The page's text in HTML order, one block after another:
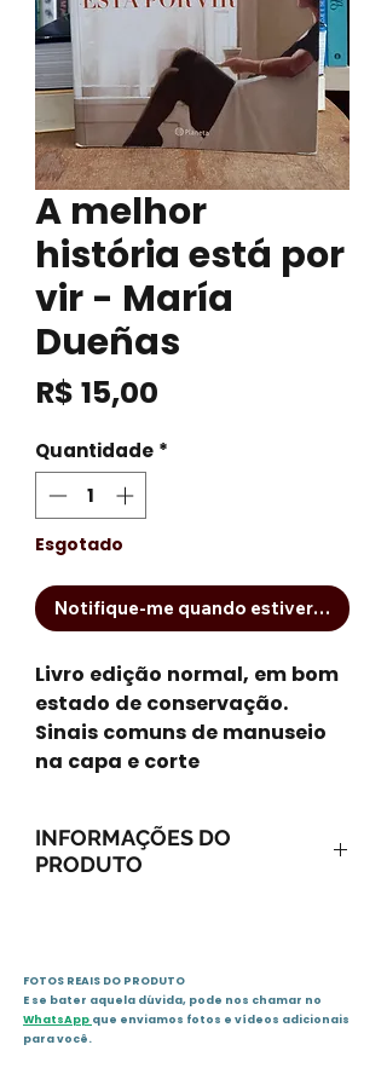
A melhor
história está por
vir - María
Dueñas
R$ 15,00
Quantidade *
Esgotado
Notifique-me quando estiver
Livro edição normal, em bom
estado de conservação.
Sinais comuns de manuseio
na capa e corte
INFORMAÇÕES DO
PRODUTO
Editora: Planeta
Sinopse:
FOTOS REAIS DO PRODUTO
E se bater aquela dúvida, pode nos chamar no
WhatsApp que enviamos fotos e vídeos adicionais
para você.